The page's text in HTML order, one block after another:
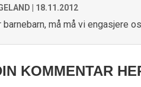
| 18.11.2012
barnebarn, må må vi engasjere
KOMMENTAR